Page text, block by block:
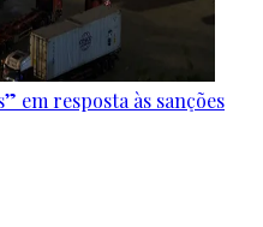
em resposta às sanções